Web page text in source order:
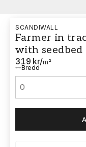
SCANDIWALL
Farmer in
with
319 kr/m²
Bredd